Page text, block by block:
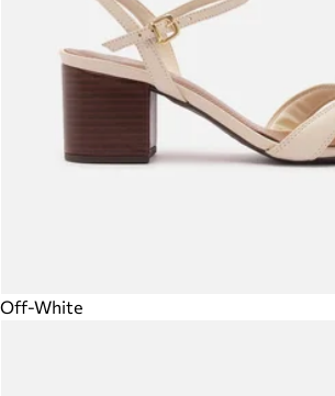
Off-White